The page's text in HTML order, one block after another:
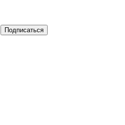
Подписаться